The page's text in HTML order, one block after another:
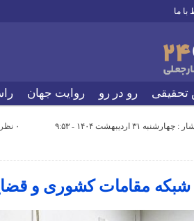
با ما
تحقیقی رو در رو روایت جهان
۳۱ اردیبهشت ۱۴۰۴ - ۹:۵۳
۰ نظر
مقامات کشوری و